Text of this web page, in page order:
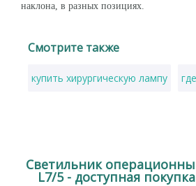
наклона, в разных позициях.
Смотрите также
купить хирургическую лампу
Светильник
L7/5 - доступная